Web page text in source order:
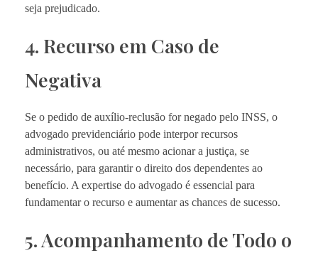
seja prejudicado.
4. Recurso em Caso de
Negativa
Se o pedido de auxílio-reclusão for negado pelo INSS, o
advogado previdenciário pode interpor recursos
administrativos, ou até mesmo acionar a justiça, se
necessário, para garantir o direito dos dependentes ao
benefício. A expertise do advogado é essencial para
fundamentar o recurso e aumentar as chances de sucesso.
5. Acompanhamento de Todo o